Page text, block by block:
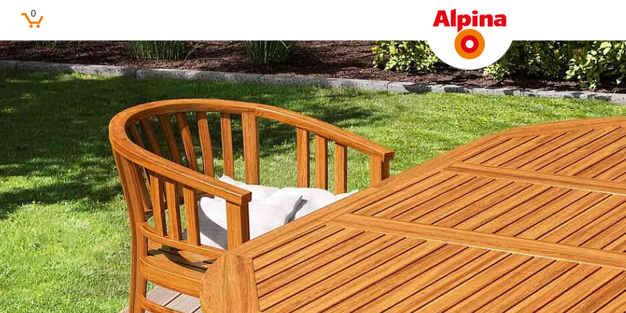
Beliebte Suchbegriffe
Feine Farben
Lacke
Pure farben
Kinderzimmer
Farbenfreunde
0